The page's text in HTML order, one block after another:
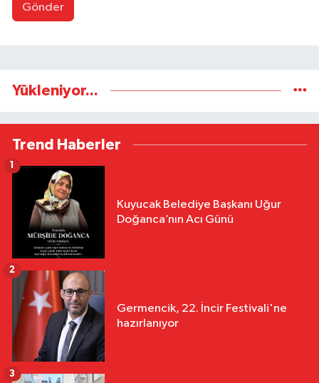
Gönder
Yükleniyor...
Trend Haberler
Kuyucak Belediye Başkanı Uğur
Doğanca’nın Acı Günü
Germencik, 22. İncir Festivali'ne
hazırlanıyor
2
3